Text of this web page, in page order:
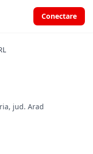
Conectare
jud. Arad